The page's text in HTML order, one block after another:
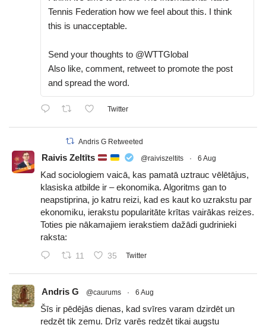
Tennis Federation how we feel about this. I think
this is unacceptable.
Send your thoughts to @WTTGlobal
Also like, comment, retweet to promote the post
and spread the word.
Twitter
Andris G Retweeted
Raivis Zeltīts @raiviszeltits · 6 Aug
Kad sociologiem vaicā, kas pamatā uztrauc vēlētājus,
klasiska atbilde ir – ekonomika. Algoritms gan to
neapstiprina, jo katru reizi, kad es kaut ko uzrakstu par
ekonomiku, ierakstu popularitāte krītas vairākas reizes.
Toties pie nākamajiem ierakstiem dažādi gudrinieki
raksta:
11 35 Twitter
Andris G @caurums · 6 Aug
Šīs ir pēdējās dienas, kad svīres varam dzirdēt un
redzēt tik zemu. Drīz varēs redzēt tikai augstu